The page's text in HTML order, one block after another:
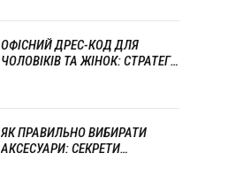
ОФІСНИЙ ДРЕС-КОД ДЛЯ
ЧОЛОВІКІВ ТА ЖІНОК: СТРАТЕГІЇ
ЯК ПРАВИЛЬНО ВИБИРАТИ
АКСЕСУАРИ: СЕКРЕТИ